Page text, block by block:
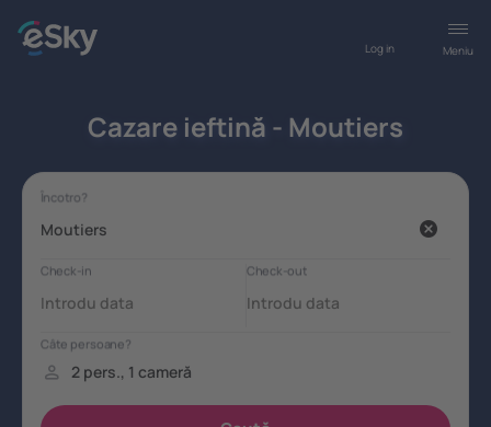
Meniu
Log in
Cazare ieftină - Moutiers